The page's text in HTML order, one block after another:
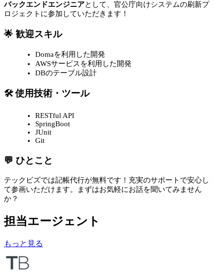
バックエンドエンジニアとして、官公庁向けシステムの刷新プ
ロジェクトに参加していただきます！
🌟 歓迎スキル
Domaを利用した開発
AWSサービスを利用した開発
DBのテーブル設計
🛠 使用技術・ツール
RESTful API
SpringBoot
JUnit
Git
💬 ひとこと
テックビズでは記帳代行が無料です！充実のサポートで安心し
て参画いただけます。まずはお気軽にお話を聞いてみません
か？
担当エージェント
もっと見る